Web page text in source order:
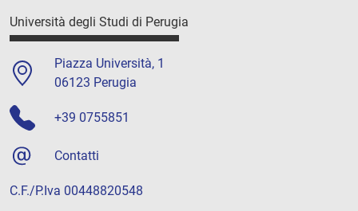
Università degli Studi di Perugia
Piazza Università, 1
06123 Perugia
+39 0755851
Contatti
C.F./P.Iva 00448820548